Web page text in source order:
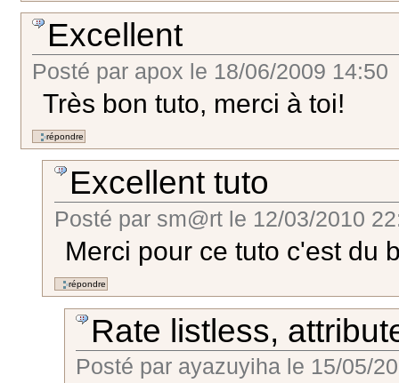
Excellent
Posté par apox le 18/06/2009 14:50
Très bon tuto, merci à toi!
Excellent tuto
Posté par sm@rt le 12/03/2010
Merci pour ce tuto c'est du
Rate listless,
Posté par ayazuyiha le 15/05/